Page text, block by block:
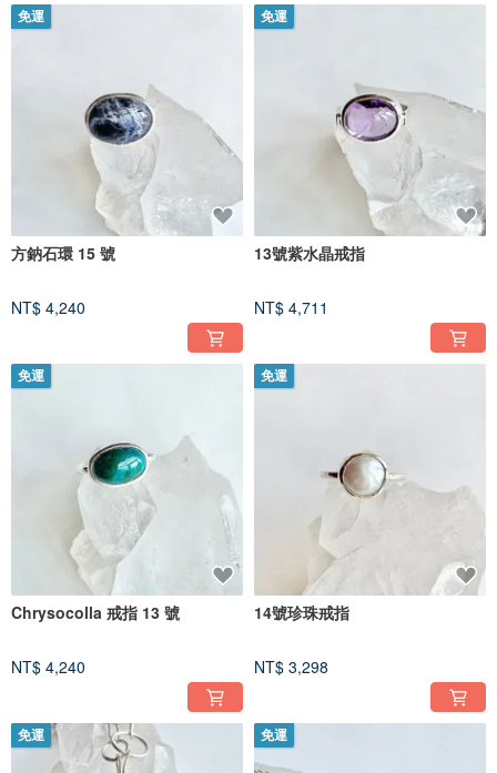
免運
方鈉石環 15 號
NT$ 4,240
免運
13號紫水晶戒指
NT$ 4,711
免運
Chrysocolla 戒指 13 號
NT$ 4,240
免運
14號珍珠戒指
NT$ 3,298
免運 免運